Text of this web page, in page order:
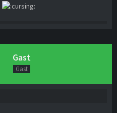
Gast
Gast